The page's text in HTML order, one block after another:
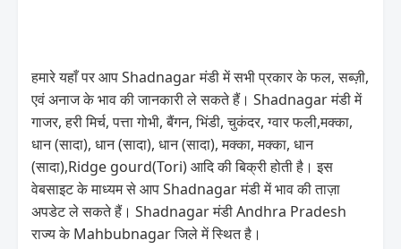
हमारे यहाँ पर आप Shadnagar मंडी में सभी प्रकार के फल, सब्ज़ी,
एवं अनाज के भाव की जानकारी ले सकते हैं। Shadnagar मंडी में
गाजर, हरी मिर्च, पत्ता गोभी, बैंगन, भिंडी, चुकंदर, ग्वार फली,मक्का,
धान (सादा), धान (सादा), धान (सादा), मक्का, मक्का, धान
(सादा),Ridge gourd(Tori) आदि की बिक्री होती है। इस
वेबसाइट के माध्यम से आप Shadnagar मंडी में भाव की ताज़ा
अपडेट ले सकते हैं। Shadnagar मंडी Andhra Pradesh
राज्य के Mahbubnagar जिले में स्थित है।